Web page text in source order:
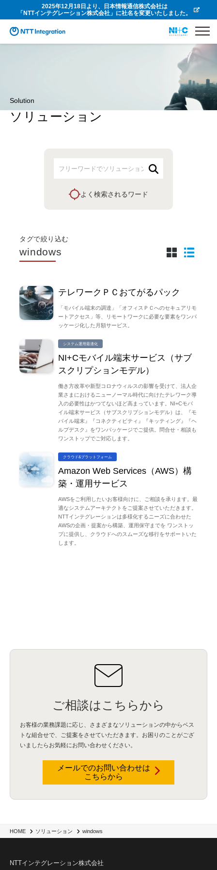
2025年12月18日より、日本情報通信株式会社は
「NTTインテグレーション株式会社」に社名を変更いたしました。
Solution
ソリューション
HOME ソリューション windows
よく検索されるワード
タグで絞り込む
windows
テレワークＰＣおてがるパック
「モバイル端末の調達」「オフィスＰＣへのセキュアリモ
ートアクセス」等、リモートワークに必要な要素をワンパ
ッケージ化した月額サービス。
システム運用最適化
NI+Cモバイル端末サービス（サブ
スクリプションモデル）
働き方改革や新型コロナウィルスの影響を受けて、法人企
業さまにおけるニューノーマル時代に向けたテレワーク導
入の必要性はかつてないほど高まっています。NI+Cモバ
イル端末サービス（サブスクリプションモデル）は、『モ
バイル端末』『コネクティビティ』『キッティング』『ヘ
ルプデスク』をワンパッケージでご提供。問合せ・相談も
ワンストップでご対応します。
クラウド&プラットフォーム
Amazon Web Services（AWS）構
築・運用サービス
AWSをご利用したいお客様向けに、ご相談を承ります。最
適なシステムアーキテクトをご提案させていただきます。
NTTインテグレーションは多様化するニーズに合わせた
AWSの企画・提案から構築、運用保守までを ワンストッ
プに提供し、クラウドへのスムーズな移行をサポートいた
します。
ご相談はこちらから
お客様の業務課題に応じ、さまざまなソリューションの中からベス
トな組合せで、
ご提案をさせていただきます。お困りのことがござ
いましたらお気軽にお問い合わせください。
メールでのお問い合わせは
こちらから
NTTインテグレーション株式会社